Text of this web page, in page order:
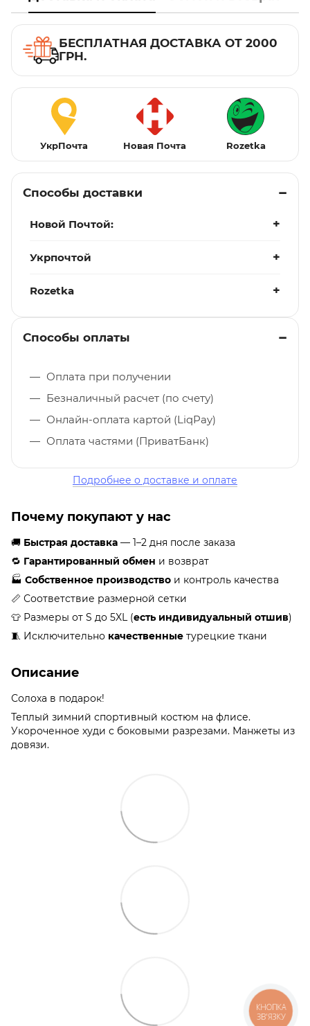
БЕСПЛАТНАЯ ДОСТАВКА ОТ 2000
ГРН.
УкрПочта Новая Почта Rozetka
Способы доставки
Новой Почтой:
Укрпочтой
Rozetka
Способы оплаты
Оплата при получении
Безналичный расчет (по счету)
Онлайн-оплата картой (LiqPay)
Оплата частями (ПриватБанк)
Подробнее о доставке и оплате
Почему покупают у нас
🚚 Быстрая доставка — 1–2 дня после заказа
🔁 Гарантированный обмен и возврат
🏭 Собственное производство и контроль качества
📏 Соответствие размерной сетки
👕 Размеры от S до 5XL (есть индивидуальный отшив)
🧵 Исключительно качественные турецкие ткани
Описание
Солоха в подарок!
Теплый зимний спортивный костюм на флисе.
Укороченное худи с боковыми разрезами. Манжеты из
довязи.
КНОПКА
ЗВ'ЯЗКУ